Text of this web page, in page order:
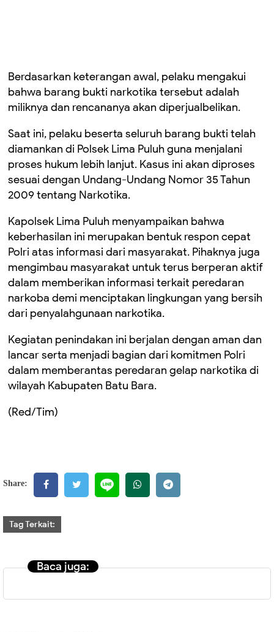
Berdasarkan keterangan awal, pelaku mengakui
bahwa barang bukti narkotika tersebut adalah
miliknya dan rencananya akan diperjualbelikan.
Saat ini, pelaku beserta seluruh barang bukti telah
diamankan di Polsek Lima Puluh guna menjalani
proses hukum lebih lanjut. Kasus ini akan diproses
sesuai dengan Undang-Undang Nomor 35 Tahun
2009 tentang Narkotika.
Kapolsek Lima Puluh menyampaikan bahwa
keberhasilan ini merupakan bentuk respon cepat
Polri atas informasi dari masyarakat. Pihaknya juga
mengimbau masyarakat untuk terus berperan aktif
dalam memberikan informasi terkait peredaran
narkoba demi menciptakan lingkungan yang bersih
dari penyalahgunaan narkotika.
Kegiatan penindakan ini berjalan dengan aman dan
lancar serta menjadi bagian dari komitmen Polri
dalam memberantas peredaran gelap narkotika di
wilayah Kabupaten Batu Bara.
(Red/Tim)
Share:
Tag Terkait:
Baca juga: